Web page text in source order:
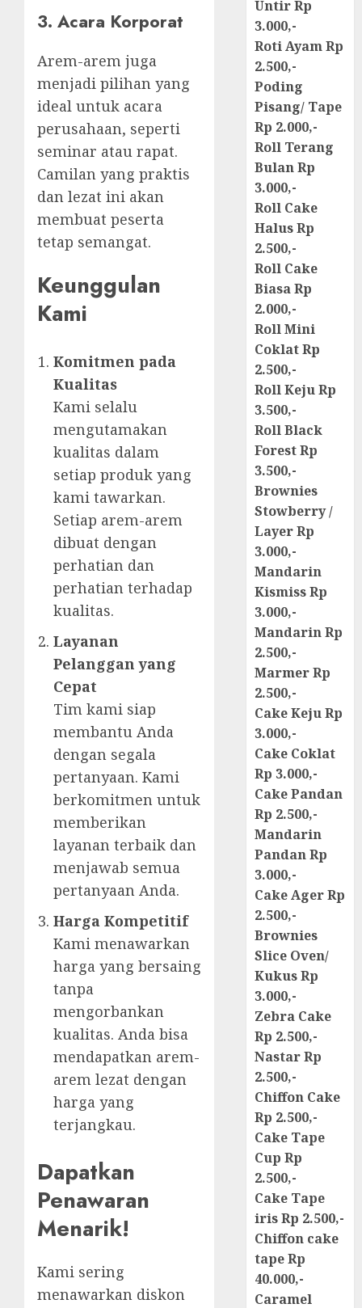
3. Acara Korporat
Arem-arem juga
menjadi pilihan yang
ideal untuk acara
perusahaan, seperti
seminar atau rapat.
Camilan yang praktis
dan lezat ini akan
membuat peserta
tetap semangat.
Keunggulan
Kami
Komitmen pada
Kualitas
Kami selalu
mengutamakan
kualitas dalam
setiap produk yang
kami tawarkan.
Setiap arem-arem
dibuat dengan
perhatian dan
perhatian terhadap
kualitas.
Layanan
Pelanggan yang
Cepat
Tim kami siap
membantu Anda
dengan segala
pertanyaan. Kami
berkomitmen untuk
memberikan
layanan terbaik dan
menjawab semua
pertanyaan Anda.
Harga Kompetitif
Kami menawarkan
harga yang bersaing
tanpa
mengorbankan
kualitas. Anda bisa
mendapatkan arem-
arem lezat dengan
harga yang
terjangkau.
Dapatkan
Penawaran
Menarik!
Kami sering
menawarkan diskon
Untir Rp
3.000,-
Roti Ayam Rp
2.500,-
Poding
Pisang/ Tape
Rp 2.000,-
Roll Terang
Bulan Rp
3.000,-
Roll Cake
Halus Rp
2.500,-
Roll Cake
Biasa Rp
2.000,-
Roll Mini
Coklat Rp
2.500,-
Roll Keju Rp
3.500,-
Roll Black
Forest Rp
3.500,-
Brownies
Stowberry /
Layer Rp
3.000,-
Mandarin
Kismiss Rp
3.000,-
Mandarin Rp
2.500,-
Marmer Rp
2.500,-
Cake Keju Rp
3.000,-
Cake Coklat
Rp 3.000,-
Cake Pandan
Rp 2.500,-
Mandarin
Pandan Rp
3.000,-
Cake Ager Rp
2.500,-
Brownies
Slice Oven/
Kukus Rp
3.000,-
Zebra Cake
Rp 2.500,-
Nastar Rp
2.500,-
Chiffon Cake
Rp 2.500,-
Cake Tape
Cup Rp
2.500,-
Cake Tape
iris Rp 2.500,-
Chiffon cake
tape Rp
40.000,-
Caramel